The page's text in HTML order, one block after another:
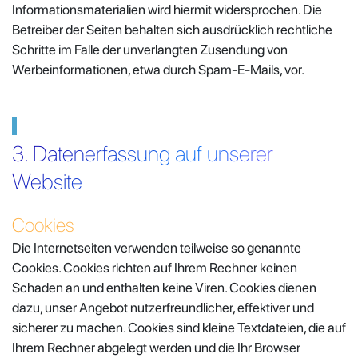
Informationsmaterialien wird hiermit widersprochen. Die
Betreiber der Seiten behalten sich ausdrücklich rechtliche
Schritte im Falle der unverlangten Zusendung von
Werbeinformationen, etwa durch Spam-E-Mails, vor.
3. Datenerfassung auf unserer
Website
Cookies
Die Internetseiten verwenden teilweise so genannte
Cookies. Cookies richten auf Ihrem Rechner keinen
Schaden an und enthalten keine Viren. Cookies dienen
dazu, unser Angebot nutzerfreundlicher, effektiver und
sicherer zu machen. Cookies sind kleine Textdateien, die auf
Ihrem Rechner abgelegt werden und die Ihr Browser